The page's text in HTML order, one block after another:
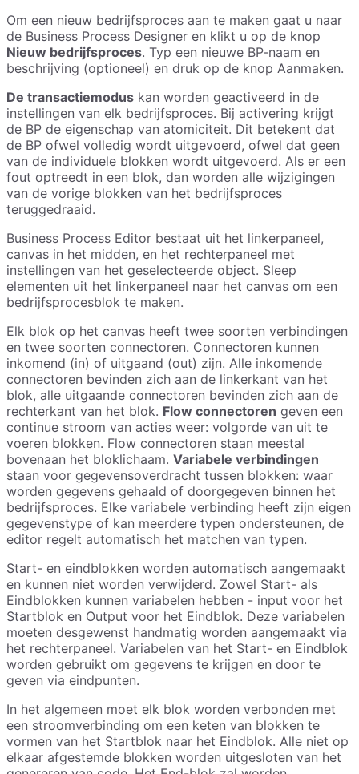
Om een nieuw bedrijfsproces aan te maken gaat u naar
de Business Process Designer en klikt u op de knop
Nieuw bedrijfsproces. Typ een nieuwe BP-naam en
beschrijving (optioneel) en druk op de knop Aanmaken.
De transactiemodus kan worden geactiveerd in de
instellingen van elk bedrijfsproces. Bij activering krijgt
de BP de eigenschap van atomiciteit. Dit betekent dat
de BP ofwel volledig wordt uitgevoerd, ofwel dat geen
van de individuele blokken wordt uitgevoerd. Als er een
fout optreedt in een blok, dan worden alle wijzigingen
van de vorige blokken van het bedrijfsproces
teruggedraaid.
Business Process Editor bestaat uit het linkerpaneel,
canvas in het midden, en het rechterpaneel met
instellingen van het geselecteerde object. Sleep
elementen uit het linkerpaneel naar het canvas om een
bedrijfsprocesblok te maken.
Elk blok op het canvas heeft twee soorten verbindingen
en twee soorten connectoren. Connectoren kunnen
inkomend (in) of uitgaand (out) zijn. Alle inkomende
connectoren bevinden zich aan de linkerkant van het
blok, alle uitgaande connectoren bevinden zich aan de
rechterkant van het blok. Flow connectoren geven een
continue stroom van acties weer: volgorde van uit te
voeren blokken. Flow connectoren staan meestal
bovenaan het bloklichaam. Variabele verbindingen
staan voor gegevensoverdracht tussen blokken: waar
worden gegevens gehaald of doorgegeven binnen het
bedrijfsproces. Elke variabele verbinding heeft zijn eigen
gegevenstype of kan meerdere typen ondersteunen, de
editor regelt automatisch het matchen van typen.
Start- en eindblokken worden automatisch aangemaakt
en kunnen niet worden verwijderd. Zowel Start- als
Eindblokken kunnen variabelen hebben - input voor het
Startblok en Output voor het Eindblok. Deze variabelen
moeten desgewenst handmatig worden aangemaakt via
het rechterpaneel. Variabelen van het Start- en Eindblok
worden gebruikt om gegevens te krijgen en door te
geven via eindpunten.
In het algemeen moet elk blok worden verbonden met
een stroomverbinding om een keten van blokken te
vormen van het Startblok naar het Eindblok. Alle niet op
elkaar afgestemde blokken worden uitgesloten van het